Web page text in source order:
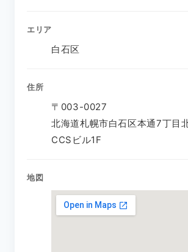
エリア
白石区
住所
〒003-0027
北海道札幌市白石区本通7丁目
CCSビル1F
地図